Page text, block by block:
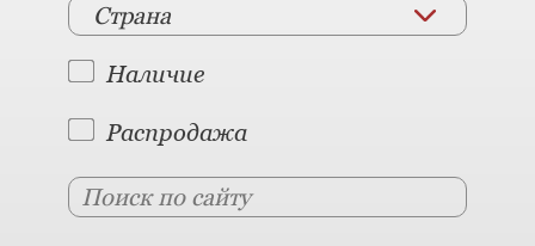
Страна
Наличие
Распродажа